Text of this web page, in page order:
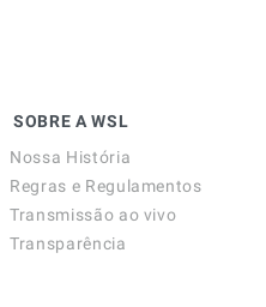
SOBRE A WSL
Nossa História
Regras e Regulamentos
Transmissão ao vivo
Transparência